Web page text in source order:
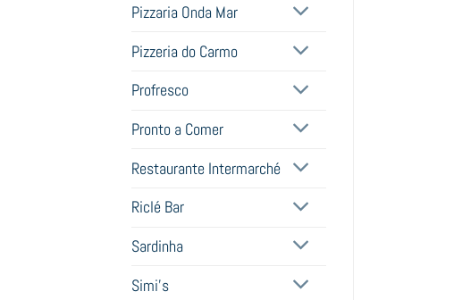
Pizzaria Onda Mar
Pizzeria do Carmo
Profresco
Pronto a Comer
Restaurante Intermarché
Riclé Bar
Sardinha
Simi's